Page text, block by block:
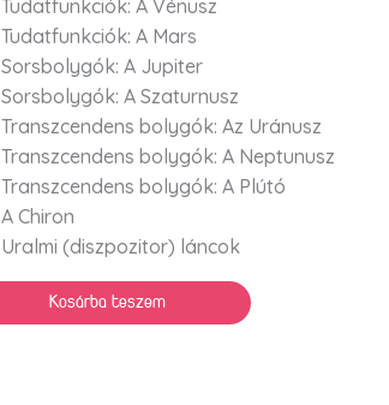
Tudatfunkciók: A Vénusz
Tudatfunkciók: A Mars
Sorsbolygók: A Jupiter
Sorsbolygók: A Szaturnusz
Transzcendens bolygók: Az Uránusz
Transzcendens bolygók: A Neptunusz
Transzcendens bolygók: A Plútó
A Chiron
Uralmi (diszpozitor) láncok
Kosárba teszem